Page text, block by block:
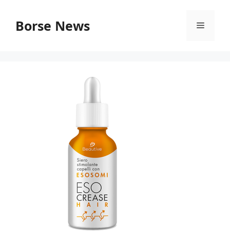
contenuto
Borse News Menu